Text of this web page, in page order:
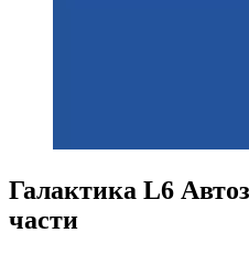
Галактика L6
части